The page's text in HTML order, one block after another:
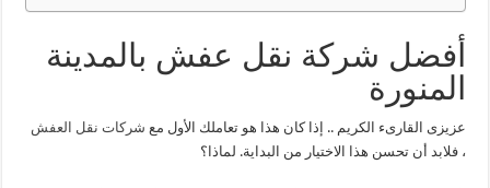
أفضل شركة نقل عفش بالمدينة
المنورة
عزيزى القارىء الكريم .. إذا كان هذا هو تعاملك الأول مع شركات نقل العفش
، فلابد أن تحسن هذا الاختيار من البداية. لماذا؟